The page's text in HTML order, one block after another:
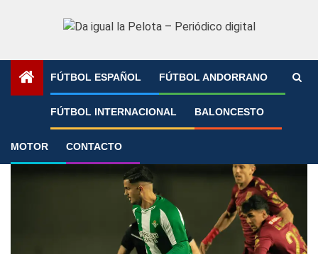
FÚTBOL ESPAÑOL FÚTBOL ANDORRANO
FÚTBOL INTERNACIONAL BALONCESTO
MOTOR CONTACTO
»
AD Alcorcón